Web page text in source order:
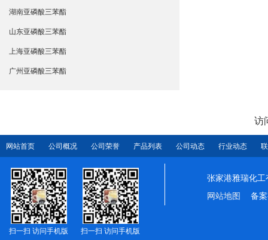
湖南亚磷酸三苯酯
山东亚磷酸三苯酯
上海亚磷酸三苯酯
广州亚磷酸三苯酯
访
网站首页 公司概况 公司荣誉 产品列表 公司动态 行业动态
扫一扫 访问手机版 扫一扫 访问手机版
张家港雅瑞化工
网站地图
备